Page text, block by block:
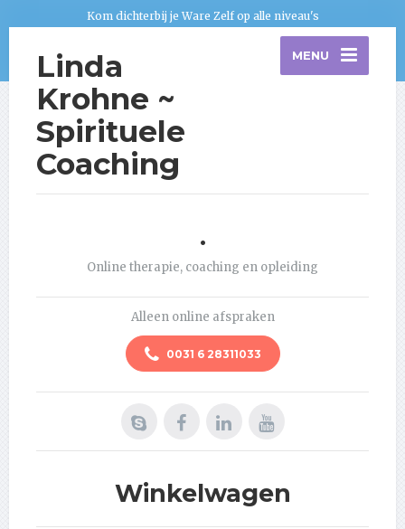
Kom dichterbij je Ware Zelf op alle niveau's
Linda
Krohne ~
Spirituele
Coaching
MENU
.
Online therapie, coaching en opleiding
Alleen online afspraken
0031 6 28311033
Winkelwagen